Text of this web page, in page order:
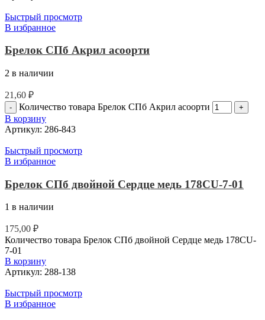
Быстрый просмотр
В избранное
Брелок СПб Акрил асоорти
2 в наличии
21,60 ₽
Количество товара Брелок СПб Акрил асоорти
В корзину
Артикул: 286-843
Быстрый просмотр
В избранное
Брелок СПб двойной Сердце медь 178CU-7-01
1 в наличии
175,00 ₽
Количество товара Брелок СПб двойной Сердце медь 178CU-
7-01
В корзину
Артикул: 288-138
Быстрый просмотр
В избранное